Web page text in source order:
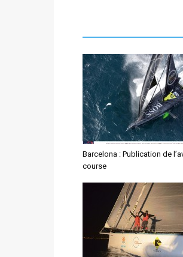
Barcelona : Publication de
course